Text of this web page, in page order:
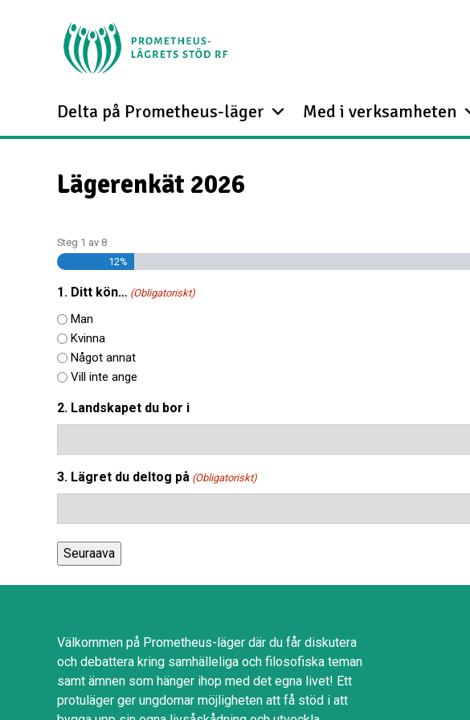
Delta på Prometheus-läger Med i verksamheten
Lägerenkät 2026
Steg 1 av 8
12%
1. Ditt kön… (Obligatoriskt)
Man
Kvinna
Något annat
Vill inte ange
2. Landskapet du bor i
3. Lägret du deltog på (Obligatoriskt)
Välkommen på Prometheus-läger där du får diskutera
och debattera kring samhälleliga och filosofiska teman
samt ämnen som hänger ihop med det egna livet! Ett
protuläger ger ungdomar möjligheten att få stöd i att